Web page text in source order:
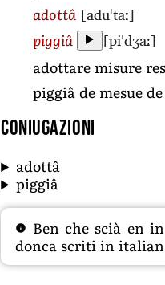
adottâ [aduˈtaː]
piggiâ [piˈdʒaː]
adottare misure
piggiâ de mesue
Coniugazioni
adottâ
piggiâ
Ben che scià en
donca scriti in